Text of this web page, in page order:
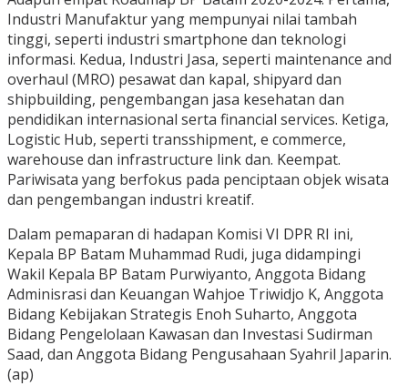
Industri Manufaktur yang mempunyai nilai tambah
tinggi, seperti industri smartphone dan teknologi
informasi. Kedua, Industri Jasa, seperti maintenance and
overhaul (MRO) pesawat dan kapal, shipyard dan
shipbuilding, pengembangan jasa kesehatan dan
pendidikan internasional serta financial services. Ketiga,
Logistic Hub, seperti transshipment, e commerce,
warehouse dan infrastructure link dan. Keempat.
Pariwisata yang berfokus pada penciptaan objek wisata
dan pengembangan industri kreatif.
Dalam pemaparan di hadapan Komisi VI DPR RI ini,
Kepala BP Batam Muhammad Rudi, juga didampingi
Wakil Kepala BP Batam Purwiyanto, Anggota Bidang
Adminisrasi dan Keuangan Wahjoe Triwidjo K, Anggota
Bidang Kebijakan Strategis Enoh Suharto, Anggota
Bidang Pengelolaan Kawasan dan Investasi Sudirman
Saad, dan Anggota Bidang Pengusahaan Syahril Japarin.
(ap)